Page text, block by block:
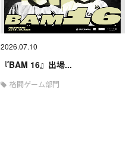
2026.07.10
『BAM 16』出場...
格闘ゲーム部門